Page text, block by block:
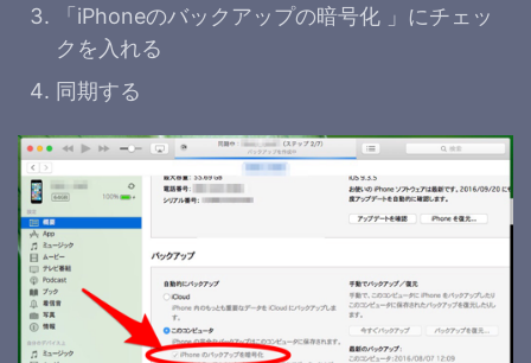
「iPhoneのバックアップの暗号化 」にチェッ
クを入れる
同期する